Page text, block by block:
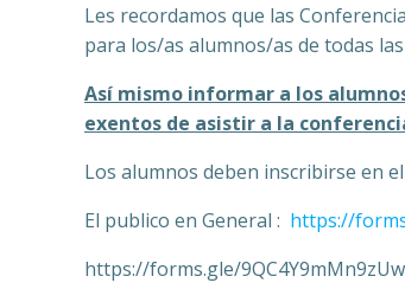
Les recordamos que las
para los/as alumnos/as de todas
Así mismo informar a los
exentos de asistir a la
Los alumnos deben inscribirse en
El publico en General : https://
https://forms.gle/